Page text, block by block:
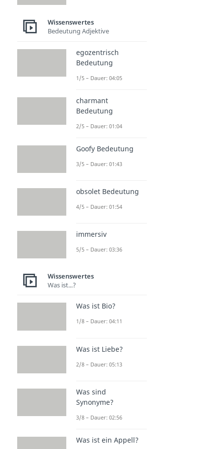
Wissenswertes
Bedeutung Adjektive
egozentrisch
Bedeutung
1/5 – Dauer: 04:05
charmant
Bedeutung
2/5 – Dauer: 01:04
Goofy Bedeutung
3/5 – Dauer: 01:43
obsolet Bedeutung
4/5 – Dauer: 01:54
immersiv
5/5 – Dauer: 03:36
Wissenswertes
Was ist...?
Was ist Bio?
1/8 – Dauer: 04:11
Was ist Liebe?
2/8 – Dauer: 05:13
Was sind
Synonyme?
3/8 – Dauer: 02:56
Was ist ein Appell?